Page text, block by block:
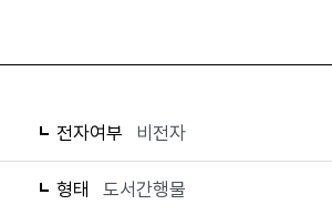
전자여부 비전자
형태 도서간행물